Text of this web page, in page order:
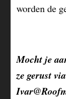
worden de
Mocht je
ze gerust